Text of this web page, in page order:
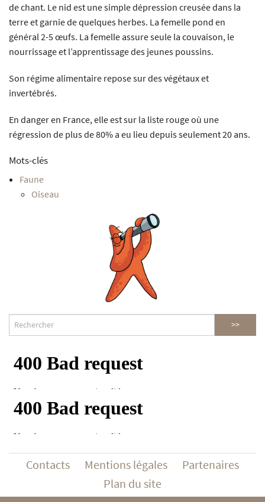
de chant. Le nid est une simple dépression creusée dans la
terre et garnie de quelques herbes. La femelle pond en
général 2-5 œufs. La femelle assure seule la couvaison, le
nourrissage et l’apprentissage des jeunes poussins.
Son régime alimentaire repose sur des végétaux et
invertébrés.
En danger en France, elle est sur la liste rouge où une
régression de plus de 80% a eu lieu depuis seulement 20 ans.
Mots-clés
Faune
Oiseau
Contacts Mentions légales
Partenaires
Plan du site